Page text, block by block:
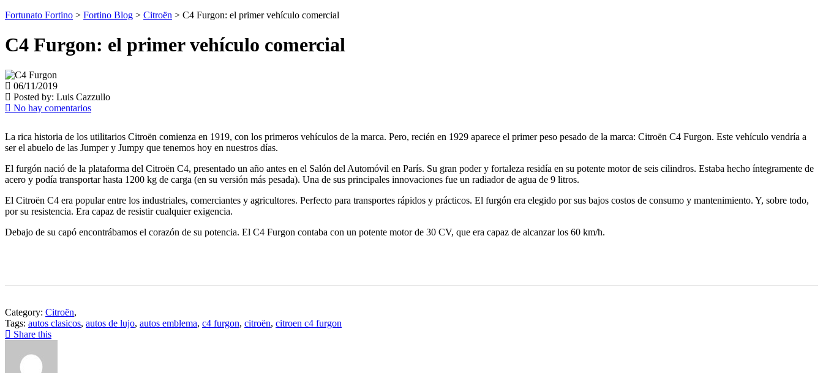
Fortunato Fortino > Fortino Blog > Citroën > C4 Furgon: el primer vehículo comercial
C4 Furgon: el primer vehículo comercial
06/11/2019
Posted by: Luis Cazzullo
No hay comentarios
La rica historia de los utilitarios Citroën comienza en 1919, con los primeros vehículos de la marca. Pero, recién en 1929 aparece el primer peso pesado de la marca: Citroën C4 Furgon. Este vehículo vendría a
ser el abuelo de las Jumper y Jumpy que tenemos hoy en nuestros días.
El furgón nació de la plataforma del Citroën C4, presentado un año antes en el Salón del Automóvil en París. Su gran poder y fortaleza residía en su potente motor de seis cilindros. Estaba hecho íntegramente de
acero y podía transportar hasta 1200 kg de carga (en su versión más pesada). Una de sus principales innovaciones fue un radiador de agua de 9 litros.
El Citroën C4 era popular entre los industriales, comerciantes y agricultores. Perfecto para transportes rápidos y prácticos. El furgón era elegido por sus bajos costos de consumo y mantenimiento. Y, sobre todo,
por su resistencia. Era capaz de resistir cualquier exigencia.
Debajo de su capó encontrábamos el corazón de su potencia. El C4 Furgon contaba con un potente motor de 30 CV, que era capaz de alcanzar los 60 km/h.
Category: Citroën,
Tags: autos clasicos, autos de lujo, autos emblema, c4 furgon, citroën, citroen c4 furgon
Share this